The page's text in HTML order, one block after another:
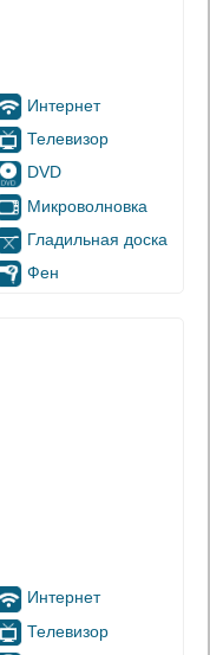
Интернет
Телевизор
DVD
Микроволновка
Гладильная доска
Фен
Интернет
Телевизор